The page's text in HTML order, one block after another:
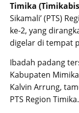
Timika
Sikamali’ (PTS)
ke-2, yang
digelar di tempat
Ibadah padang
Kabupaten
Kalvin Arrung,
PTS Region Timika.